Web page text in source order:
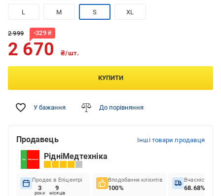
L M S XL
2 999 -329₴
2 670 ₴/шт.
КУПИТИ
У бажання До порівняння
Продавець Інші товари продавця
РідніМедтехніка
Продає в Епіцентрі
3
роки
9
місяців
Вподобання клієнтів
100%
Вчасність
68.68%